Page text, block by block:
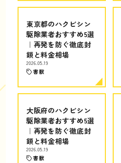
東京都のハクビシン
駆除業者おすすめ5選
｜再発を防ぐ徹底封
鎖と料金相場
2026.05.19
害獣
大阪府のハクビシン
駆除業者おすすめ5選
｜再発を防ぐ徹底封
鎖と料金相場
2026.05.19
害獣